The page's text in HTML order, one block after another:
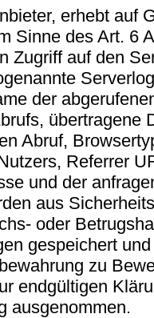
erhebt auf
Sinne des Art. 6
Zugriff auf den
der
übertragene
Abruf,
Referrer
und der
aus
oder
gespeichert
zu
endgültigen
ausgenommen.